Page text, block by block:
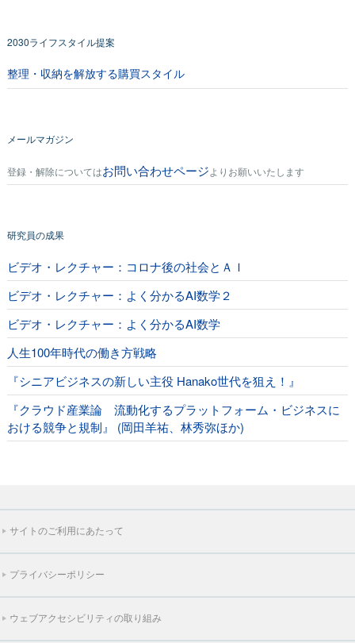
2030ライフスタイル提案
整理・収納を解放する購買スタイル
メールマガジン
登録・解除についてはお問い合わせページよりお願いいたします
研究員の成果
ビデオ・レクチャー：コロナ後の社会とＡＩ
ビデオ・レクチャー：よく分かるAI数学２
ビデオ・レクチャー：よく分かるAI数学
人生100年時代の働き方戦略
『シニアビジネスの新しい主役 Hanako世代を狙え！』
『クラウド産業論 流動化するプラットフォーム・ビジネスに
おける競争と規制』 (岡田羊祐、林秀弥ほか)
サイトのご利用にあたって
プライバシーポリシー
ウェブアクセシビリティの取り組み